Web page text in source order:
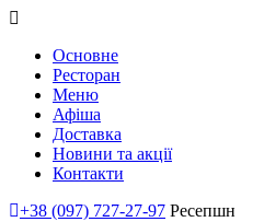
Основне
Ресторан
Меню
Афіша
Доставка
Новини та акції
Контакти
+38 (097) 727-27-97 Ресепшн